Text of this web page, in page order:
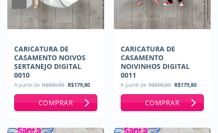
CARICATURA DE
CASAMENTO NOIVOS
SERTANEJO DIGITAL
0010
A partir de R$500,00 O
preço
original
era:
R$500,00.
R$179,80
atual
é:
R$179,80.
COMPRAR
CARICATURA DE
CASAMENTO
NOIVINHOS DIGITAL
0011
A partir de R$500,00 O
preço
original
era:
R$500,00.
R$179,80
atual
é:
COMPRAR